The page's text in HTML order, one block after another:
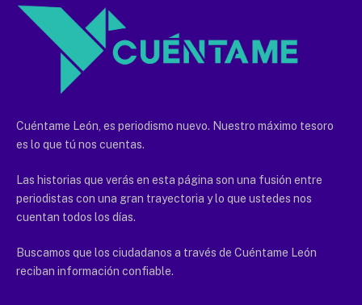
Cuéntame León, es periodismo nuevo. Nuestro máximo tesoro
es lo que tú nos cuentas.
Las historias que verás en esta página son una fusión entre
periodistas con una gran trayectoria y lo que ustedes nos
cuentan todos los días.
Buscamos que los ciudadanos a través de Cuéntame León
reciban información confiable.